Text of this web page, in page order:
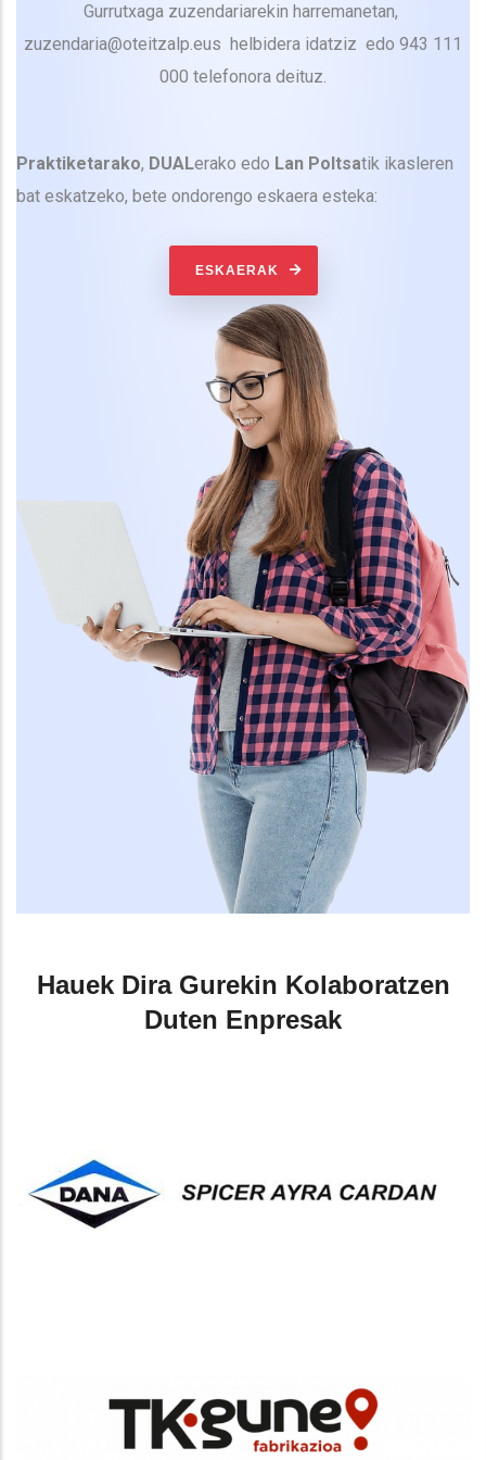
Gurrutxaga zuzendariarekin harremanetan,
zuzendaria@oteitzalp.eus helbidera idatziz edo 943 111
000 telefonora deituz.
Praktiketarako, DUALerako edo Lan Poltsatik ikasleren
bat eskatzeko, bete ondorengo eskaera esteka:
ESKAERAK
Hauek Dira Gurekin Kolaboratzen
Duten Enpresak